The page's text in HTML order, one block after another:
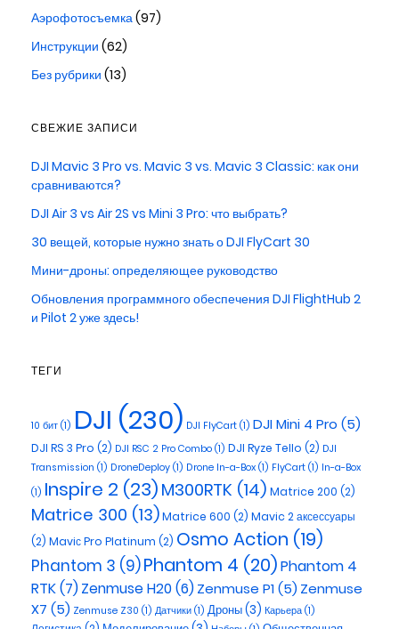
Аэрофотосъемка(97)
Инструкции (62)
Без рубрики (13)
СВЕЖИЕ ЗАПИСИ
DJI Mavic 3 Pro vs. Mavic 3 vs. Mavic 3 Classic: как они
сравниваются?
DJI Air 3 vs Air 2S vs Mini 3 Pro: что выбрать?
30 вещей, которые нужно знать о DJI FlyCart 30
Мини-дроны: определяющее руководство
Обновления программного обеспечения DJI FlightHub 2
и Pilot 2 уже здесь!
ТЕГИ
10 бит (1) DJI (230) DJI FlyCart (1) DJI Mini 4 Pro (5)
DJI RS 3 Pro (2) DJI RSC 2 Pro Combo (1) DJI Ryze Tello (2) DJI
Transmission (1) DroneDeploy (1) Drone In-a-Box (1) FlyCart (1) In-a-Box
(1) Inspire 2 (23)M300RTK (14) Matrice 200 (2)
Matrice 300 (13)Matrice 600 (2) Mavic 2 аксессуары
(2) Maviс Pro Platinum (2) Osmo Action (19)
Phantom 3 (9)Phantom 4 (20)Phantom 4
RTK(7)Zenmuse H20(6)Zenmuse P1(5) Zenmuse
X7 (5) Zenmuse Z30 (1) Датчики (1) Дроны(3) Карьера (1)